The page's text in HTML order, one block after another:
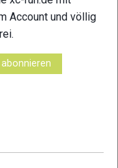
Account und völlig